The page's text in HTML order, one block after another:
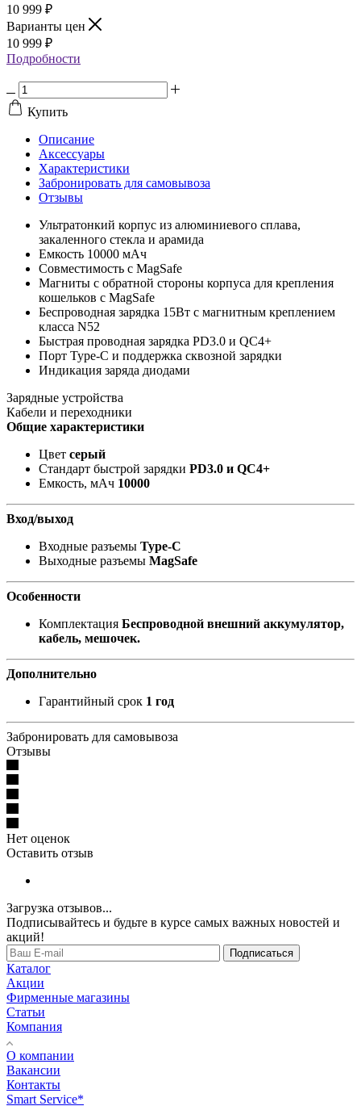
10 999 ₽
Варианты цен
10 999 ₽
Подробности
Купить
Описание
Аксессуары
Характеристики
Забронировать для самовывоза
Отзывы
Ультратонкий корпус из алюминиевого сплава,
закаленного стекла и арамида
Емкость 10000 мАч
Совместимость с MagSafe
Магниты с обратной стороны корпуса для крепления
кошельков с MagSafe
Беспроводная зарядка 15Вт с магнитным креплением
класса N52
Быстрая проводная зарядка PD3.0 и QC4+
Порт Type-C и поддержка сквозной зарядки
Индикация заряда диодами
Зарядные устройства
Кабели и переходники
Общие характеристики
Цвет серый
Стандарт быстрой зарядки PD3.0 и QC4+
Емкость, мАч 10000
Вход/выход
Входные разъемы Type-C
Выходные разъемы MagSafe
Особенности
Комплектация Беспроводной внешний аккумулятор,
кабель, мешочек.
Дополнительно
Гарантийный срок 1 год
Забронировать для самовывоза
Отзывы
Нет оценок
Оставить отзыв
Загрузка отзывов...
Подписывайтесь и будьте в курсе самых важных новостей и
акций!
Подписаться
Каталог
Акции
Фирменные магазины
Статьи
Компания
О компании
Вакансии
Контакты
Smart Service*